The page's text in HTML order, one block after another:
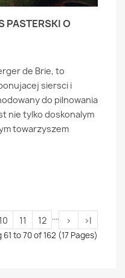
PASTERSKI O
de Brie, to
siersci i
do pilnowania
nie tylko doskonalym
towarzyszem
10 11 12 .... > >|
61 to 70 of 162 (17 Pages)